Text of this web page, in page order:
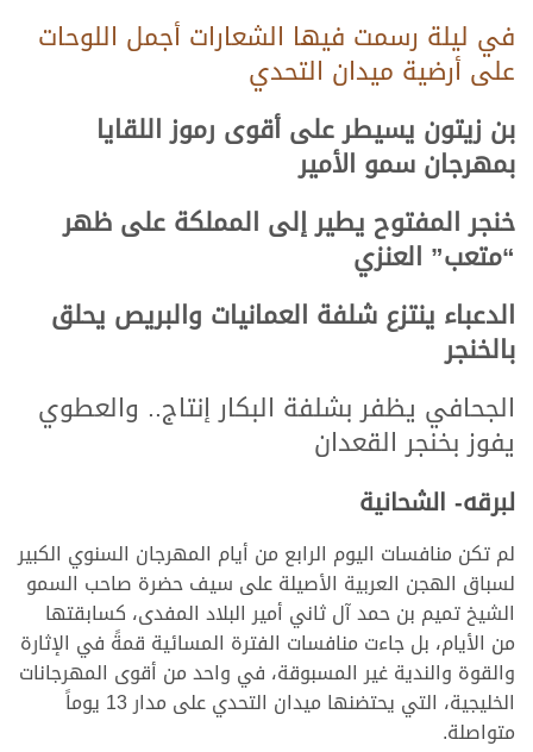
في ليلة رسمت فيها الشعارات أجمل اللوحات
على أرضية ميدان التحدي
بن زيتون يسيطر على أقوى رموز اللقايا
بمهرجان سمو الأمير
خنجر المفتوح يطير إلى المملكة على ظهر
“متعب” العنزي
الدعباء ينتزع شلفة العمانيات والبريص يحلق
بالخنجر
الجحافي يظفر بشلفة البكار إنتاج.. والعطوي
يفوز بخنجر القعدان
لبرقه- الشحانية
لم تكن منافسات اليوم الرابع من أيام المهرجان السنوي الكبير
لسباق الهجن العربية الأصيلة على سيف حضرة صاحب السمو
الشيخ تميم بن حمد آل ثاني أمير البلاد المفدى، كسابقتها
من الأيام، بل جاءت منافسات الفترة المسائية قمةً في الإثارة
والقوة والندية غير المسبوقة، في واحد من أقوى المهرجانات
الخليجية، التي يحتضنها ميدان التحدي على مدار 13 يوماً
متواصلة.